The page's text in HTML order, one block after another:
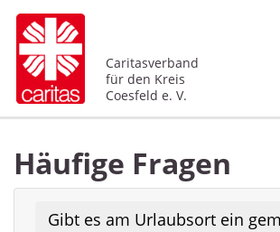
Caritasverband
für den Kreis
Coesfeld e. V.
Häufige Fragen
Gibt es am Urlaubsort ein